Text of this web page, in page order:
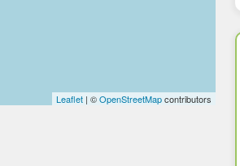
Leaflet| ©OpenStreetMapcontributors